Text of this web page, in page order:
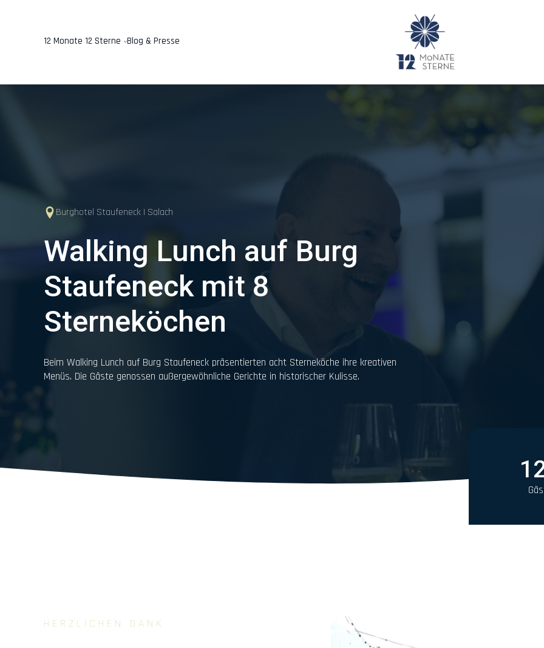
12 Monate 12 Sterne Blog & Presse
Burghotel Staufeneck | Salach
Walking Lunch auf Burg
Staufeneck mit 8
Sterneköchen
Beim Walking Lunch auf Burg Staufeneck präsentierten acht Sterneköche ihre kreativen
Menüs. Die Gäste genossen außergewöhnliche Gerichte in historischer Kulisse.
HERZLICHEN DANK